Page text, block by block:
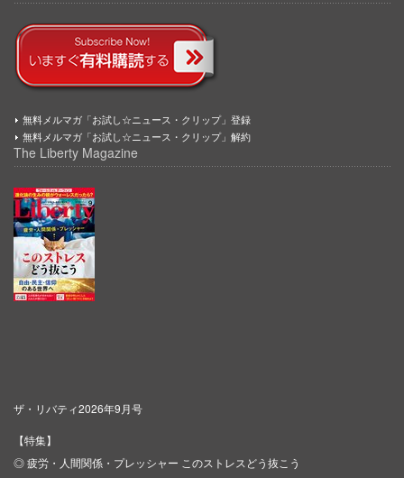
無料メルマガ「お試し☆ニュース・クリップ」登録
無料メルマガ「お試し☆ニュース・クリップ」解約
The Liberty Magazine
ザ・リバティ2026年9月号
【特集】
◎ 疲労・人間関係・プレッシャー このストレスどう抜こう